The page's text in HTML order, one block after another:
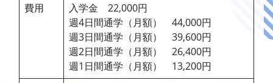
費用
入学金 22,000円
週4日間通学（月額） 44,000円
週3日間通学（月額） 39,600円
週2日間通学（月額） 26,400円
週1日間通学（月額） 13,200円